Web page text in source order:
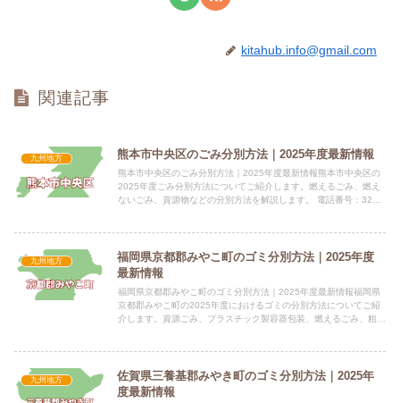
kitahub.info@gmail.com
関連記事
九州地方 熊本市中央区のごみ分別方法｜2025年度最新情報
熊本市中央区のごみ分別方法｜2025年度最新情報熊本市中央区の
2025年度ごみ分別方法についてご紹介します。燃えるごみ、燃え
ないごみ、資源物などの分別方法を解説します。 電話番号：328-
九州地方
福岡県京都郡みやこ町のゴミ分別方法｜2025年度
最新情報
福岡県京都郡みやこ町のゴミ分別方法｜2025年度最新情報福岡県
京都郡みやこ町の2025年度におけるゴミの分別方法についてご紹
介します。資源ごみ、プラスチック製容器包装、燃えるごみ、粗大
九州地方
佐賀県三養基郡みやき町のゴミ分別方法｜2025年
度最新情報